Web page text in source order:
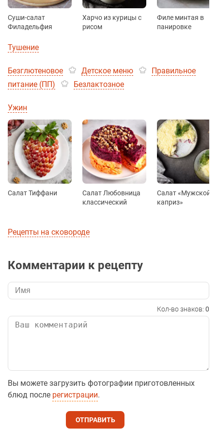
Суши-салат
Филадельфия
Харчо из курицы с
рисом
Филе минтая в
панировке
Тушение
Безглютеновое Детское меню
Правильное
питание (ПП)
Безлактозное
Ужин
Салат Тиффани
Салат Любовница
классический
Салат «Мужской
каприз»
Рецепты на сковороде
Комментарии к рецепту
Кол-во знаков: 0
Вы можете загрузить фотографии приготовленных
блюд после регистрации.
ОТПРАВИТЬ